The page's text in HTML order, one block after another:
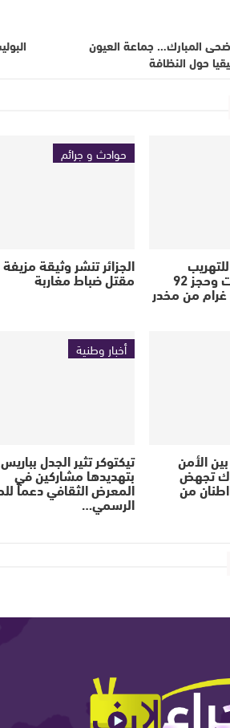
المبارك… جماعة العيون
حول النظافة
الدولي للمخدرات وحجز 92
كيلوغراما و900 غرام من مخدر
حوادث و جرائم
الجزائر تنشر وثيقة
مقتل ضباط مغاربة
الأمن
تجهض
تهريب 3 اطنان من
أخبار وطنية
تيكتوكر تثير الجدل بباريس
بتهديدها مشاركين في
المعرض الثقافي دعماً
الرسمي…